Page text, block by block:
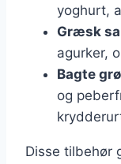
yoghurt,
Græsk
agurker,
Bagte
og
Disse tilbehør